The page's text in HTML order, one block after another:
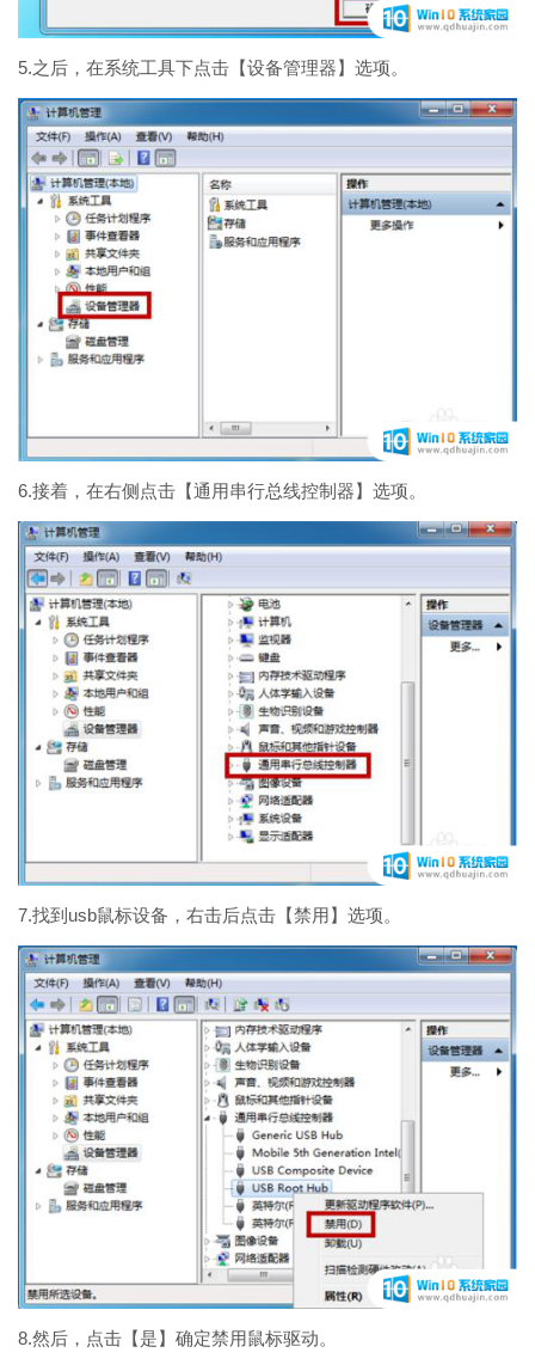
5.之后，在系统工具下点击【设备管理器】选项。
6.接着，在右侧点击【通用串行总线控制器】选项。
7.找到usb鼠标设备，右击后点击【禁用】选项。
8.然后，点击【是】确定禁用鼠标驱动。